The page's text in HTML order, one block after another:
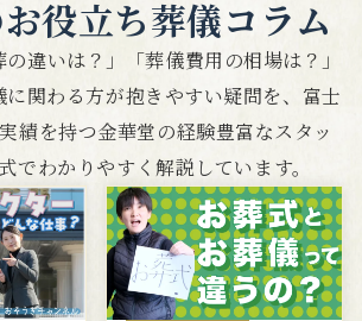
役立ち葬儀コラム
の違いは？」「葬儀費用の相場は？」
関わる方が抱きやすい疑問を、 富士
績を持つ金華堂の経験豊富なスタッ
でわかりやすく解説しています。